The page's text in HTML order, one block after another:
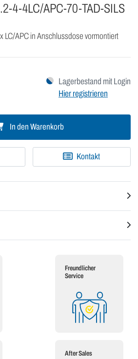
4-4LC/APC-70-TAD-SILS
LC/APC in Anschlussdose vormontiert
Lagerbestand mit Login
Hier registrieren
In den Warenkorb
Kontakt
Freundlicher
Service
After Sales